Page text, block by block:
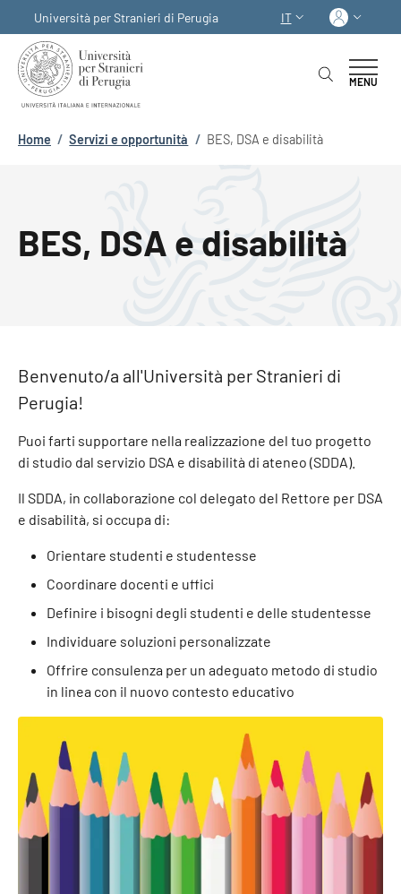
Università per Stranieri di Perugia
SELETTORE LINGUA:
IT
MENU
Briciole di pane
Home / Servizi e opportunità / BES, DSA e disabilità
BES, DSA e disabilità
Benvenuto/a all'Università per Stranieri di
Perugia!
Puoi farti supportare nella realizzazione del tuo progetto
di studio dal servizio DSA e disabilità di ateneo (SDDA).
Il SDDA, in collaborazione col delegato del Rettore per DSA
e disabilità, si occupa di:
Orientare studenti e studentesse
Coordinare docenti e uffici
Definire i bisogni degli studenti e delle studentesse
Individuare soluzioni personalizzate
Offrire consulenza per un adeguato metodo di studio
in linea con il nuovo contesto educativo